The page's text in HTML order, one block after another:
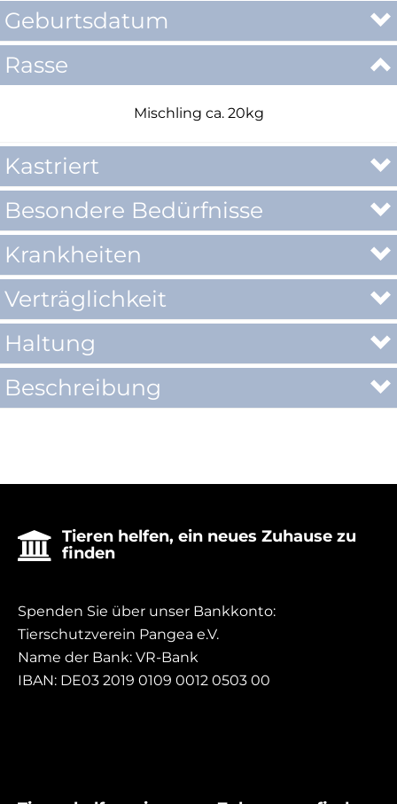
Geburtsdatum
Rasse
Mischling ca. 20kg
Kastriert
Besondere Bedürfnisse
Krankheiten
Verträglichkeit
Haltung
Beschreibung
 Tieren helfen, ein neues Zuhause zu
finden
Spenden Sie über unser Bankkonto:
Tierschutzverein Pangea e.V.
Name der Bank: VR-Bank
IBAN: DE03 2019 0109 0012 0503 00